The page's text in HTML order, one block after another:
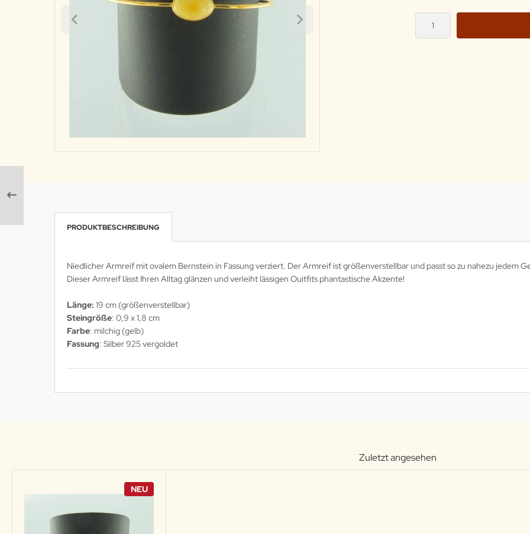
PRODUKTBESCHREIBUNG
Niedlicher Armreif mit ovalem Bernstein in Fassung verziert. Der Armreif ist größenverstellbar und passt so zu nahezu jedem
Dieser Armreif lässt Ihren Alltag glänzen und verleiht lässigen Ouitfits phantastische Akzente!
Länge: 19 cm (größenverstellbar)
Steingröße: 0,9 x 1,8 cm
Farbe: milchig (gelb)
Fassung: Silber 925 vergoldet
Zuletzt angesehen
NEU